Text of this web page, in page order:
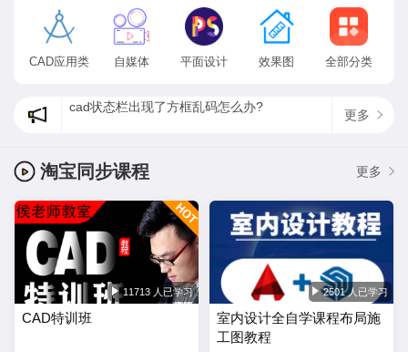
CAD应用类 自媒体 平面设计 效果图 全部分类
更多
淘宝同步课程 更多
11713 人已学习
CAD特训班
2501 人已学习
室内设计全自学课程布局施
工图教程